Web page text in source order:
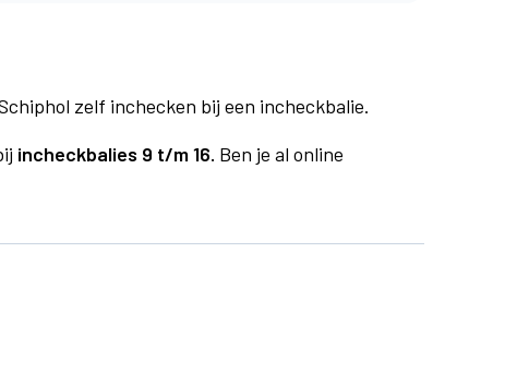
zelf inchecken bij een incheckbalie.
incheckbalies 9 t/m 16. Ben je al online